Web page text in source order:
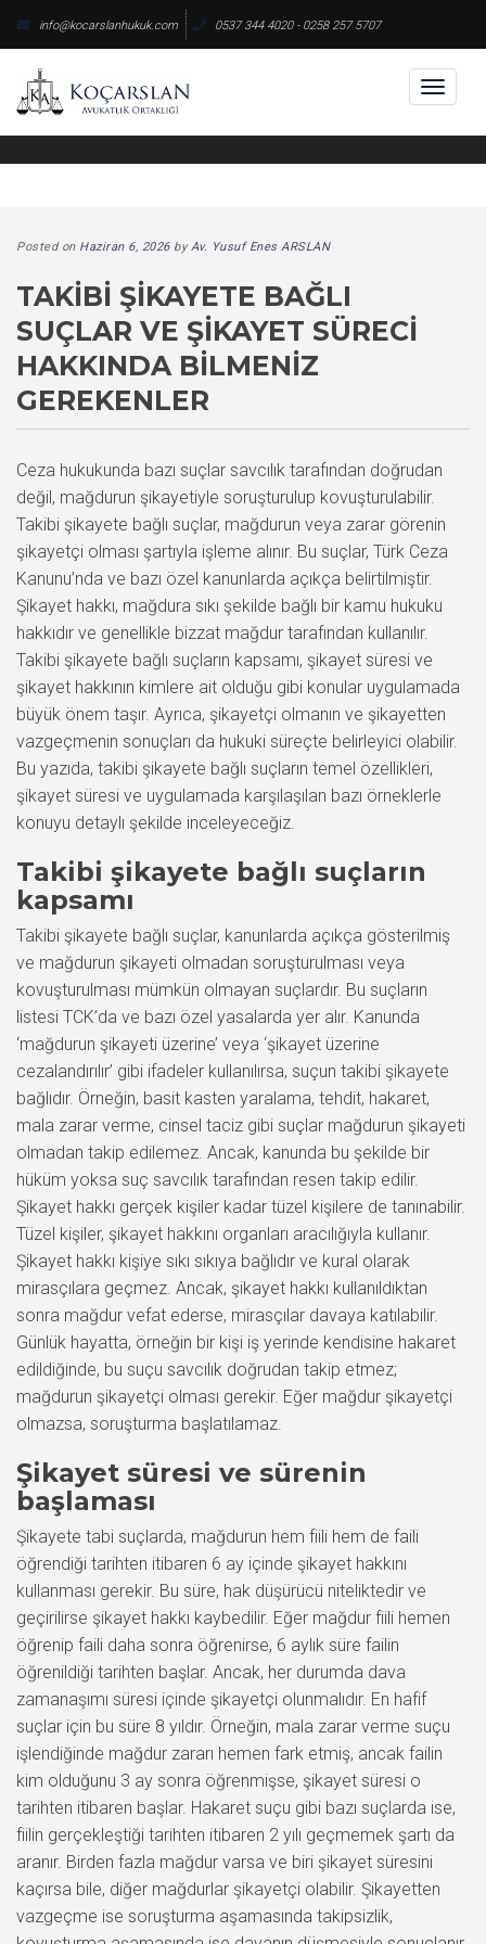
content
info@kocarslanhukuk.com 0537 344 4020 - 0258 257 5707
Posted on Haziran 6, 2026byAv. Yusuf Enes ARSLAN
TAKIBI ŞIKAYETE BAĞLI
SUÇLAR VE ŞIKAYET SÜRECI
HAKKINDA BILMENIZ
GEREKENLER
Ceza hukukunda bazı suçlar savcılık tarafından doğrudan
değil, mağdurun şikayetiyle soruşturulup kovuşturulabilir.
Takibi şikayete bağlı suçlar, mağdurun veya zarar görenin
şikayetçi olması şartıyla işleme alınır. Bu suçlar, Türk Ceza
Kanunu’nda ve bazı özel kanunlarda açıkça belirtilmiştir.
Şikayet hakkı, mağdura sıkı şekilde bağlı bir kamu hukuku
hakkıdır ve genellikle bizzat mağdur tarafından kullanılır.
Takibi şikayete bağlı suçların kapsamı, şikayet süresi ve
şikayet hakkının kimlere ait olduğu gibi konular uygulamada
büyük önem taşır. Ayrıca, şikayetçi olmanın ve şikayetten
vazgeçmenin sonuçları da hukuki süreçte belirleyici olabilir.
Bu yazıda, takibi şikayete bağlı suçların temel özellikleri,
şikayet süresi ve uygulamada karşılaşılan bazı örneklerle
konuyu detaylı şekilde inceleyeceğiz.
Takibi şikayete bağlı suçların
kapsamı
Takibi şikayete bağlı suçlar, kanunlarda açıkça gösterilmiş
ve mağdurun şikayeti olmadan soruşturulması veya
kovuşturulması mümkün olmayan suçlardır. Bu suçların
listesi TCK’da ve bazı özel yasalarda yer alır. Kanunda
‘mağdurun şikayeti üzerine’ veya ‘şikayet üzerine
cezalandırılır’ gibi ifadeler kullanılırsa, suçun takibi şikayete
bağlıdır. Örneğin, basit kasten yaralama, tehdit, hakaret,
mala zarar verme, cinsel taciz gibi suçlar mağdurun şikayeti
olmadan takip edilemez. Ancak, kanunda bu şekilde bir
hüküm yoksa suç savcılık tarafından resen takip edilir.
Şikayet hakkı gerçek kişiler kadar tüzel kişilere de tanınabilir.
Tüzel kişiler, şikayet hakkını organları aracılığıyla kullanır.
Şikayet hakkı kişiye sıkı sıkıya bağlıdır ve kural olarak
mirasçılara geçmez. Ancak, şikayet hakkı kullanıldıktan
sonra mağdur vefat ederse, mirasçılar davaya katılabilir.
Günlük hayatta, örneğin bir kişi iş yerinde kendisine hakaret
edildiğinde, bu suçu savcılık doğrudan takip etmez;
mağdurun şikayetçi olması gerekir. Eğer mağdur şikayetçi
olmazsa, soruşturma başlatılamaz.
Şikayet süresi ve sürenin
başlaması
Şikayete tabi suçlarda, mağdurun hem fiili hem de faili
öğrendiği tarihten itibaren 6 ay içinde şikayet hakkını
kullanması gerekir. Bu süre, hak düşürücü niteliktedir ve
geçirilirse şikayet hakkı kaybedilir. Eğer mağdur fiili hemen
öğrenip faili daha sonra öğrenirse, 6 aylık süre failin
öğrenildiği tarihten başlar. Ancak, her durumda dava
zamanaşımı süresi içinde şikayetçi olunmalıdır. En hafif
suçlar için bu süre 8 yıldır. Örneğin, mala zarar verme suçu
işlendiğinde mağdur zararı hemen fark etmiş, ancak failin
kim olduğunu 3 ay sonra öğrenmişse, şikayet süresi o
tarihten itibaren başlar. Hakaret suçu gibi bazı suçlarda ise,
fiilin gerçekleştiği tarihten itibaren 2 yılı geçmemek şartı da
aranır. Birden fazla mağdur varsa ve biri şikayet süresini
kaçırsa bile, diğer mağdurlar şikayetçi olabilir. Şikayetten
vazgeçme ise soruşturma aşamasında takipsizlik,